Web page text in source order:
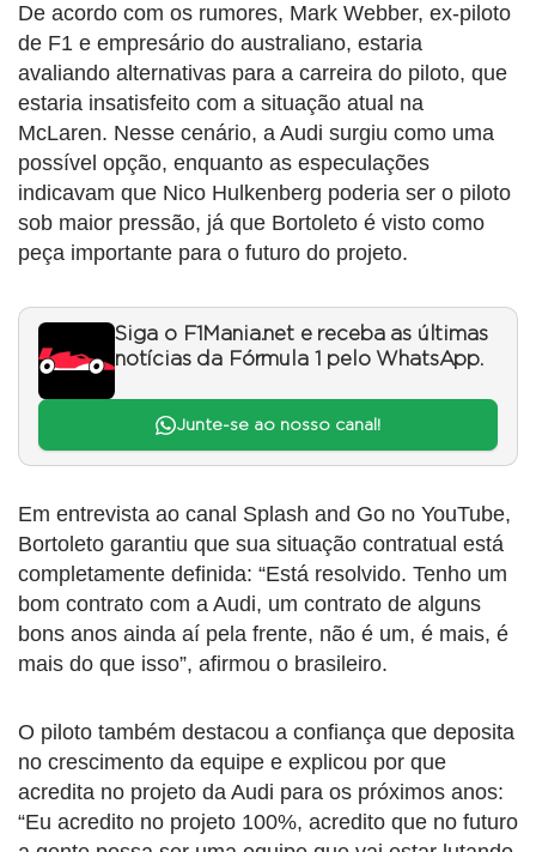
De acordo com os rumores, Mark Webber, ex-piloto
de F1 e empresário do australiano, estaria
avaliando alternativas para a carreira do piloto, que
estaria insatisfeito com a situação atual na
McLaren. Nesse cenário, a Audi surgiu como uma
possível opção, enquanto as especulações
indicavam que Nico Hulkenberg poderia ser o piloto
sob maior pressão, já que Bortoleto é visto como
peça importante para o futuro do projeto.
Siga o F1Mania.net e receba as últimas
notícias da Fórmula 1 pelo WhatsApp.
Junte-se ao nosso canal!
Em entrevista ao canal Splash and Go no YouTube,
Bortoleto garantiu que sua situação contratual está
completamente definida: “Está resolvido. Tenho um
bom contrato com a Audi, um contrato de alguns
bons anos ainda aí pela frente, não é um, é mais, é
mais do que isso”, afirmou o brasileiro.
O piloto também destacou a confiança que deposita
no crescimento da equipe e explicou por que
acredita no projeto da Audi para os próximos anos:
“Eu acredito no projeto 100%, acredito que no futuro